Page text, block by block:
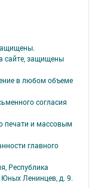
сайте, защищены
в любом объеме
согласия
печати и массовым
главного
Республика
Ленинцев, д. 9.